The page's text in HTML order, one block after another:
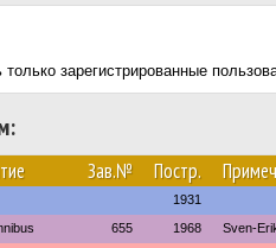
зарегистрированные
Зав.№ Постр.
1931
655 1968 Sven-